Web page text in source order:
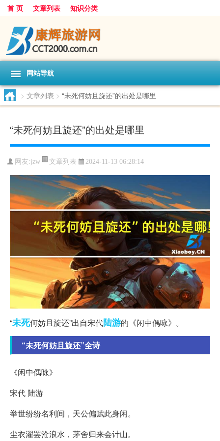
首 页 文章列表 知识分类
网站导航
> 文章列表 > “未死何妨且旋还”的出处是哪里
“未死何妨且旋还”的出处是哪里
网友:jzw 文章列表 2024-11-13 06:28:14
“未死何妨且旋还”出自宋代陆游的《闲中偶咏》。
“未死何妨且旋还”全诗
《闲中偶咏》
宋代 陆游
举世纷纷名利间，天公偏赋此身闲。
尘衣濯罢沧浪水，茅舍归来会计山。